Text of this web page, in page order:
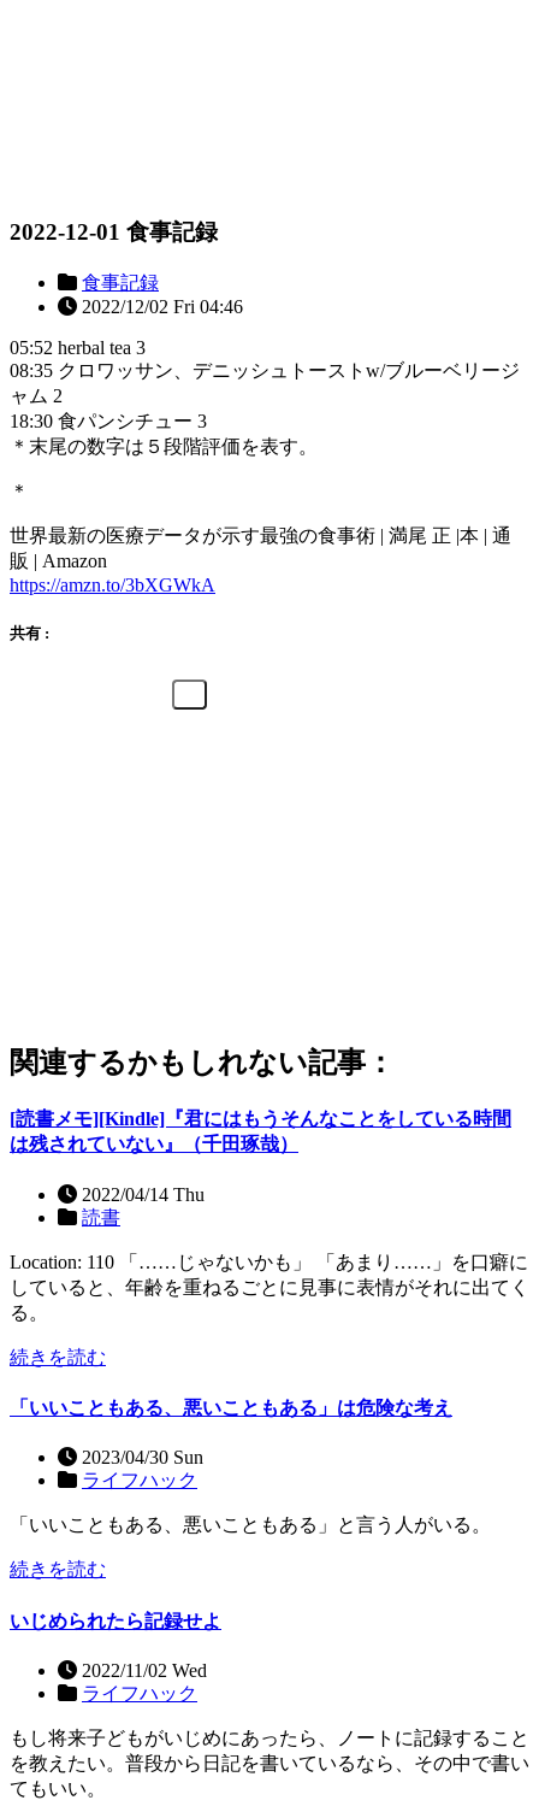
2022-12-01 食事記録
食事記録
2022/12/02 Fri 04:46
05:52 herbal tea 3
08:35 クロワッサン、デニッシュトーストw/ブルーベリージ
ャム 2
18:30 食パンシチュー 3
＊末尾の数字は５段階評価を表す。
＊
世界最新の医療データが示す最強の食事術 | 満尾 正 |本 | 通
販 | Amazon
https://amzn.to/3bXGWkA
共有 :
関連するかもしれない記事：
[読書メモ][Kindle]『君にはもうそんなことをしている時間
は残されていない』（千田琢哉）
2022/04/14 Thu
読書
Location: 110 「……じゃないかも」 「あまり……」を口癖に
していると、年齢を重ねるごとに見事に表情がそれに出てく
る。
続きを読む
「いいこともある、悪いこともある」は危険な考え
2023/04/30 Sun
ライフハック
「いいこともある、悪いこともある」と言う人がいる。
続きを読む
いじめられたら記録せよ
2022/11/02 Wed
ライフハック
もし将来子どもがいじめにあったら、ノートに記録すること
を教えたい。普段から日記を書いているなら、その中で書い
てもいい。